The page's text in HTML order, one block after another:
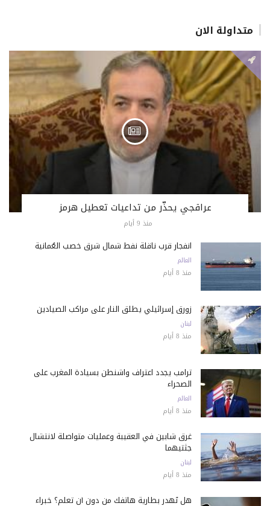
متداولة الان
عراقجي يحذّر من تداعيات تعطيل هرمز
منذ 9 أيام
انفجار قرب ناقلة نفط شمال شرق خصب العُمانية
العالم
منذ 8 أيام
زورق إسرائيلي يطلق النار على مراكب الصيادين
لبنان
منذ 8 أيام
ترامب يجدد اعتراف واشنطن بسيادة المغرب على
الصحراء
العالم
منذ 8 أيام
غرق شابين في العقيبة وعمليات متواصلة لانتشال
جثتيهما
لبنان
منذ 8 أيام
هل تُهدر بطارية هاتفك من دون أن تعلم؟ خبراء